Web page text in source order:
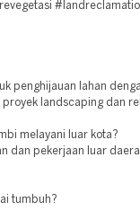
penghijauan lahan
landscaping dan
melayani luar kota?
dan pekerjaan luar
tumbuh?